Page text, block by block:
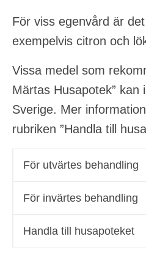
För viss egenvård är
exempelvis citron och
Vissa medel som
Märtas Husapotek” kan
Sverige. Mer
rubriken ”Handla till
För utvärtes behandling
För invärtes behandling
Handla till husapoteket